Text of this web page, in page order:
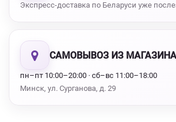
Экспресс-доставка по Беларуси уже
САМОВЫВОЗ ИЗ МАГАЗИНА
пн–пт 10:00–20:00 · сб–вс 11:00–18:00
Минск, ул. Сурганова, д. 29